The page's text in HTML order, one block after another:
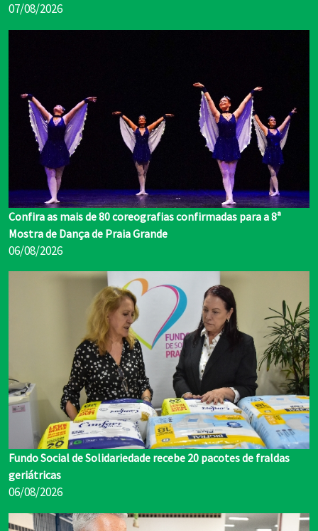
07/08/2026
Confira as mais de 80 coreografias confirmadas para a 8ª
Mostra de Dança de Praia Grande
06/08/2026
Fundo Social de Solidariedade recebe 20 pacotes de fraldas
geriátricas
06/08/2026